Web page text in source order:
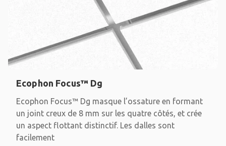
Ecophon Focus™ Dg
Ecophon Focus™ Dg masque l’ossature en formant
un joint creux de 8 mm sur les quatre côtés, et crée
un aspect flottant distinctif. Les dalles sont
facilement